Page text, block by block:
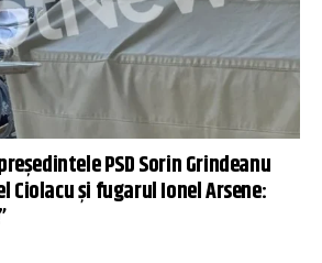
PSD Sorin Grindeanu
Ciolacu şi fugarul Ionel Arsene: